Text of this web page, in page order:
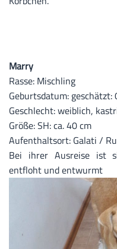
Marry
Rasse: Mischling
Geburtsdatum: geschätzt:
Geschlecht: weiblich,
Größe: SH: ca. 40 cm
Aufenthaltsort: Galati /
Bei ihrer Ausreise ist
entfloht und entwurmt